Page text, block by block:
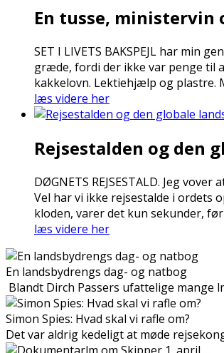
En tusse, ministervin
SET I LIVETS BAKSPEJL har min
græde, fordi der ikke var penge til
kakkelovn. Lektiehjælp og plastre.
læs videre her
Rejsestalden og den
DØGNETS REJSESTALD. Jeg
Vel har vi ikke rejsestalde i ordets
kloden, varer det kun sekunder,
læs videre her
En landsbydrengs dag- og natbog
Blandt Dirch Passers ufattelige mange
Simon Spies: Hvad skal vi rafle om?
Det var aldrig kedeligt at møde